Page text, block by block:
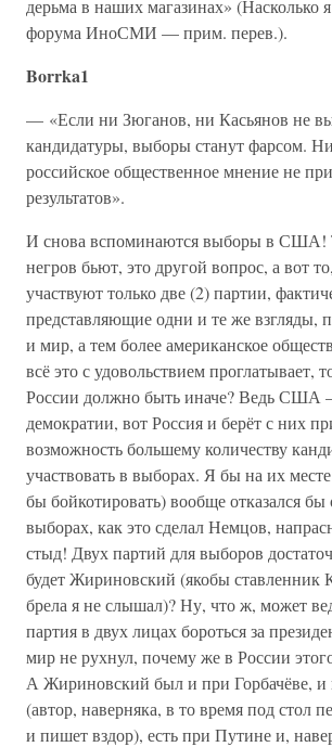
дерьма в наших магазинах» (Насколько
форума ИноСМИ — прим. перев.).
Borrka1
— «Если ни Зюганов, ни Касьянов не
кандидатуры, выборы станут фарсом.
российское общественное мнение не
результатов».
И снова вспоминаются выборы в США!
негров бьют, это другой вопрос, а вот
участвуют только две (2) партии,
представляющие одни и те же взгляды,
и мир, а тем более американское
всё это с удовольствием проглатывает,
России должно быть иначе? Ведь США
демократии, вот Россия и берёт с них
возможность большему количеству
участвовать в выборах. Я бы на их
бы бойкотировать) вообще отказался бы
выборах, как это сделал Немцов,
стыд! Двух партий для выборов
будет Жириновский (якобы ставленник
брела я не слышал)? Ну, что ж, может
партия в двух лицах бороться за
мир не рухнул, почему же в России
А Жириновский был и при Горбачёве,
(автор, наверняка, в то время под стол
и пишет вздор), есть при Путине и,